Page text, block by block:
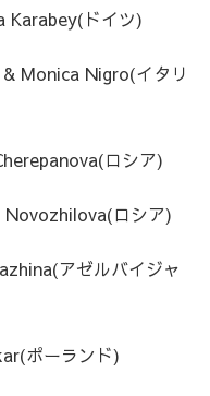
ドイツ)
Monica Nigro(イタリ
ロシア)
ロシア)
アゼルバイジャ
ポーランド)